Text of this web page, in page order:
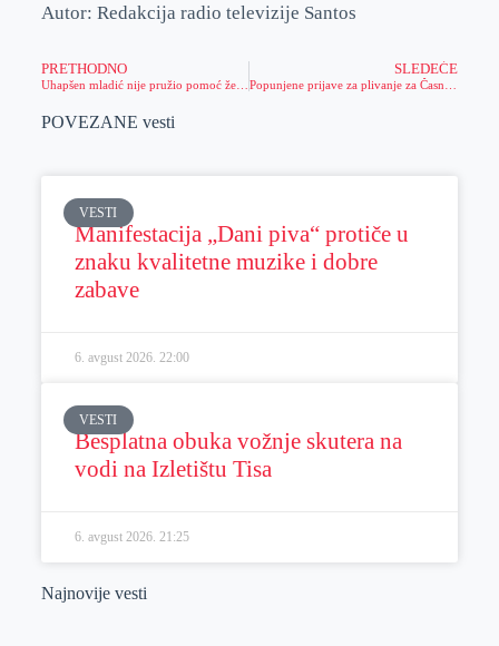
Autor: Redakcija radio televizije Santos
PRETHODNO
Uhapšen mladić nije pružio pomoć ženi koju je udario kolima
SLEDEĆE
POVEZANE vesti
VESTI
Manifestacija „Dani piva“ protiče u
znaku kvalitetne muzike i dobre
zabave
6. avgust 2026. 22:00
VESTI
Besplatna obuka vožnje skutera na
vodi na Izletištu Tisa
6. avgust 2026. 21:25
Najnovije vesti